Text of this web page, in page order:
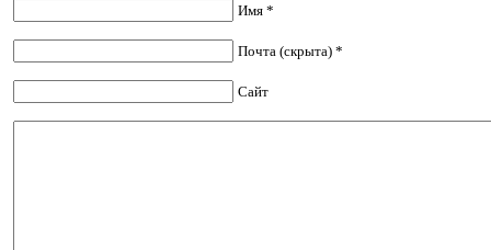
Имя *
Почта (скрыта) *
Сайт